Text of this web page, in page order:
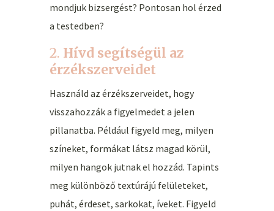
mondjuk bizsergést? Pontosan hol érzed
a testedben?
2. Hívd segítségül az
érzékszerveidet
Használd az érzékszerveidet, hogy
visszahozzák a figyelmedet a jelen
pillanatba. Például figyeld meg, milyen
színeket, formákat látsz magad körül,
milyen hangok jutnak el hozzád. Tapints
meg különböző textúrájú felületeket,
puhát, érdeset, sarkokat, íveket. Figyeld